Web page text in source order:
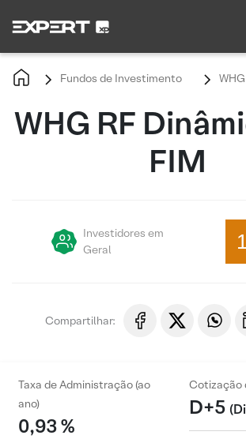
Fundos de Investimento
WHG RF
FIM
Investidores em
Geral
Compartilhar:
Taxa de Administração (ao
ano)
0,93 %
Cotização
D+5